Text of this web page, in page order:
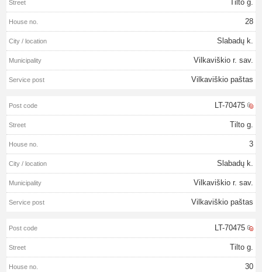
Tilto g.
28
Slabadų k.
Vilkaviškio r. sav.
Vilkaviškio paštas
LT-70475
Tilto g.
3
Slabadų k.
Vilkaviškio r. sav.
Vilkaviškio paštas
LT-70475
Tilto g.
30